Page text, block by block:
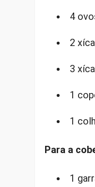
4
2
3
1
1
Para a
1